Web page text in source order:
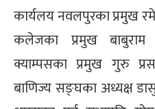
कार्यलय नवलपुरका प्रमुख
कलेजका प्रमुख बाबुराम
क्याम्पसका प्रमुख गुरु
बाणिज्य सङ्घका अध्यक्ष